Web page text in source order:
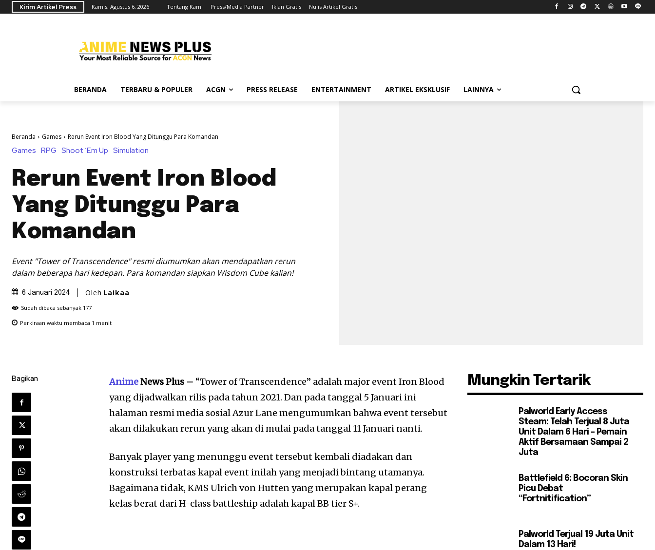
Kirim Artikel Press Kamis, Agustus 6, 2026 Tentang Kami Press/Media Partner Iklan Gratis Nulis Artikel Gratis
BERANDA TERBARU & POPULER ACGN PRESS RELEASE ENTERTAINMENT ARTIKEL EKSKLUSIF LAINNYA
Beranda Games Rerun Event Iron Blood Yang Ditunggu Para Komandan
Games RPG Shoot ‘Em Up Simulation
Rerun Event Iron Blood
Yang Ditunggu Para
Komandan
Event "Tower of Transcendence" resmi diumumkan akan mendapatkan rerun
dalam beberapa hari kedepan. Para komandan siapkan Wisdom Cube kalian!
6 Januari 2024 Oleh Laikaa
Sudah dibaca sebanyak 177
Perkiraan waktu membaca 1 menit
Bagikan AnimeNews Plus – “Tower of Transcendence” adalah major event Iron Blood
yang dijadwalkan rilis pada tahun 2021. Dan pada tanggal 5 Januari ini
halaman resmi media sosial Azur Lane mengumumkan bahwa event tersebut
akan dilakukan rerun yang akan di mulai pada tanggal 11 Januari nanti.
Banyak player yang menunggu event tersebut kembali diadakan dan
konstruksi terbatas kapal event inilah yang menjadi bintang utamanya.
Bagaimana tidak, KMS Ulrich von Hutten yang merupakan kapal perang
kelas berat dari H-class battleship adalah kapal BB tier S+.
Mungkin Tertarik
Palworld Early Access
Steam: Telah Terjual 8 Juta
Unit Dalam 6 Hari – Pemain
Aktif Bersamaan Sampai 2
Juta
Battlefield 6: Bocoran Skin
Picu Debat
“Fortnitification”
Palworld Terjual 19 Juta Unit
Dalam 13 Hari!